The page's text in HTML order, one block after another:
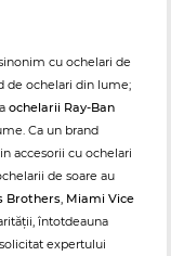
cu ochelari de
de ochelari din lume;
ochelarii Ray-Ban
Ca un brand
accesorii cu ochelari
de soare au
Brothers, Miami Vice
întotdeauna
expertului